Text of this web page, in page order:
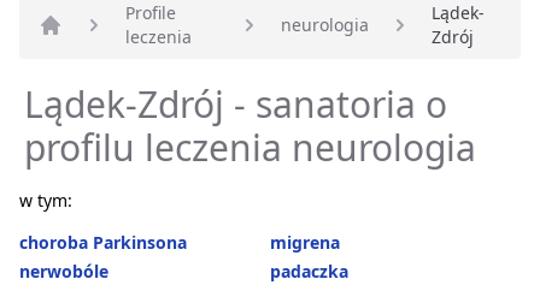
Strona główna
Profile
leczenia
neurologia
Lądek-
Zdrój
Lądek-Zdrój - sanatoria o
profilu leczenia neurologia
w tym:
choroba Parkinsona
migrena
nerwobóle
padaczka